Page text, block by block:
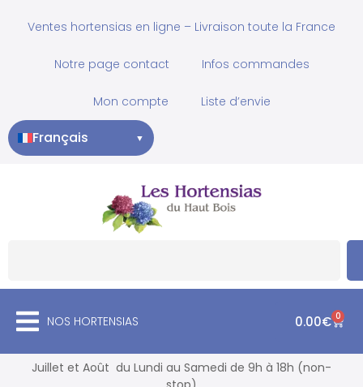
Ventes hortensias en ligne – Livraison toute la France
Notre page contact Infos commandes
Mon compte Liste d’envie
Français ▼
NOS HORTENSIAS 0.00€ 0
Juillet et Août du Lundi au Samedi de 9h à 18h (non-